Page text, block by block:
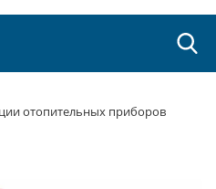
отопительных приборов